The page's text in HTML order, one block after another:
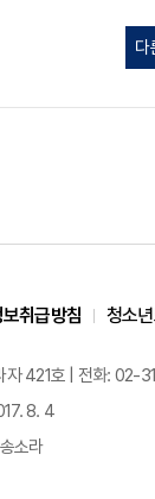
다
취급방침 청소
자 421호 | 전화:
8. 4
소라